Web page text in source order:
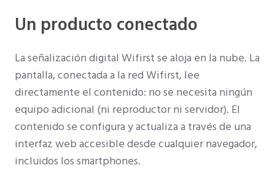
Un producto conectado
La señalización digital Wifirst se aloja en la nube. La
pantalla, conectada a la red Wifirst, lee
directamente el contenido: no se necesita ningún
equipo adicional (ni reproductor ni servidor). El
contenido se configura y actualiza a través de una
interfaz web accesible desde cualquier navegador,
incluidos los smartphones.